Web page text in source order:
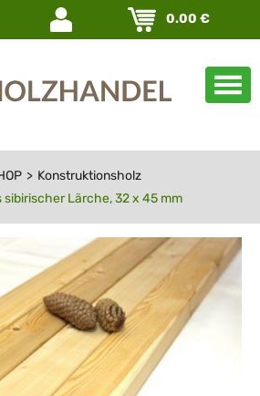
Navigation
überspringen
0.00 €
Konstruktionsholz
sibirischer Lärche, 32 x 45 mm